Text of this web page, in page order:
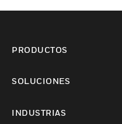
PRODUCTOS
SOLUCIONES
INDUSTRIAS